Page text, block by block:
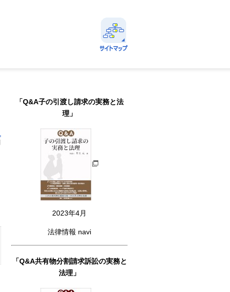
「Q&A子の引渡し請求の実務と法
理」
2023年4月
法律情報 navi
「Q&A共有物分割請求訴訟の実務と
法理」